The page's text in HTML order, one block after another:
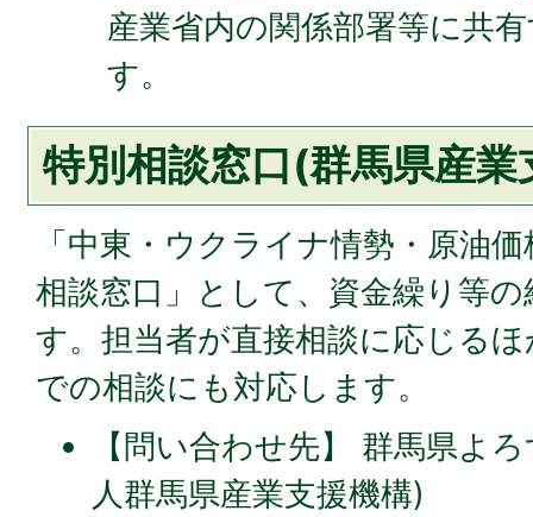
産業省内の関係部署等に共
す。
特別相談窓口(群馬県産業
「中東・ウクライナ情勢・原油
相談窓口」として、資金繰り等
す。担当者が直接相談に応じる
での相談にも対応します。
【問い合わせ先】 群馬県よ
人群馬県産業支援機構)